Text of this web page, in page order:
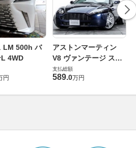
LM 500h バ
4WD
円
アストンマーティン
V8 ヴァンテージ スポ
ーツシフト
支払総額
589.0万円